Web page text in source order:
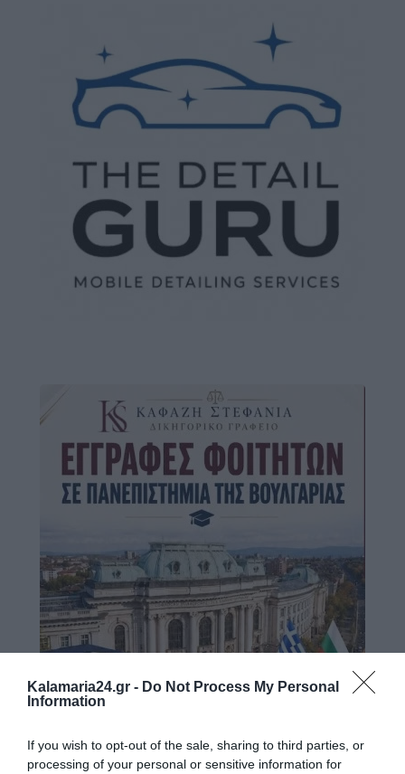
Kalamaria24.gr - Do Not Process My Personal
Information
If you wish to opt-out of the sale, sharing to third parties, or
processing of your personal or sensitive information for